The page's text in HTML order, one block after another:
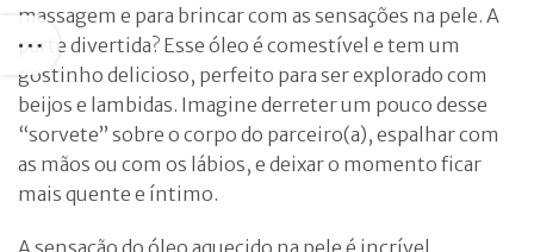
massagem e para brincar com as sensações na pele. A
parte divertida? Esse óleo é comestível e tem um
gostinho delicioso, perfeito para ser explorado com
beijos e lambidas. Imagine derreter um pouco desse
“sorvete” sobre o corpo do parceiro(a), espalhar com
as mãos ou com os lábios, e deixar o momento ficar
mais quente e íntimo.
A sensação do óleo aquecido na pele é incrível,